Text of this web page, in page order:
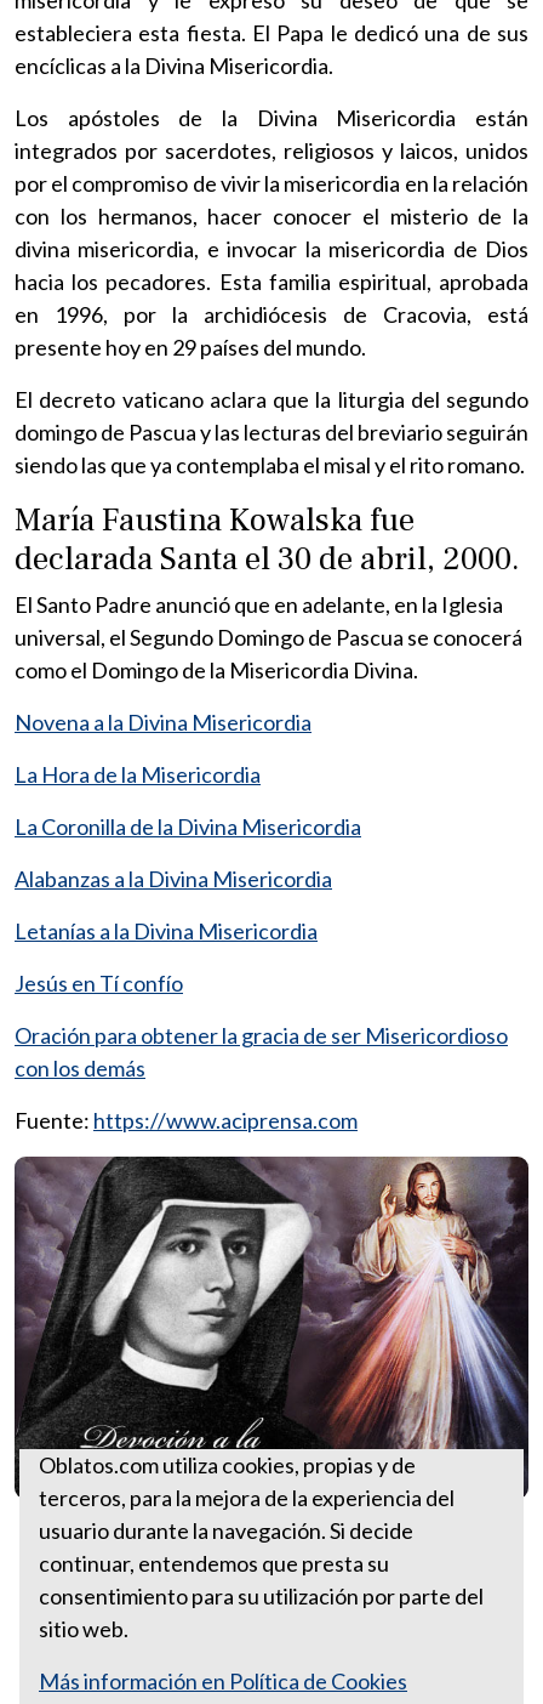
estableciera esta fiesta. El Papa le dedicó una de sus
encíclicas a la Divina Misericordia.
Los apóstoles de la Divina Misericordia están
integrados por sacerdotes, religiosos y laicos, unidos
por el compromiso de vivir la misericordia en la relación
con los hermanos, hacer conocer el misterio de la
divina misericordia, e invocar la misericordia de Dios
hacia los pecadores. Esta familia espiritual, aprobada
en 1996, por la archidiócesis de Cracovia, está
presente hoy en 29 países del mundo.
El decreto vaticano aclara que la liturgia del segundo
domingo de Pascua y las lecturas del breviario seguirán
siendo las que ya contemplaba el misal y el rito romano.
María Faustina Kowalska fue
declarada Santa el 30 de abril, 2000.
El Santo Padre anunció que en adelante, en la Iglesia
universal, el Segundo Domingo de Pascua se conocerá
como el Domingo de la Misericordia Divina.
Novena a la Divina Misericordia
La Hora de la Misericordia
La Coronilla de la Divina Misericordia
Alabanzas a la Divina Misericordia
Letanías a la Divina Misericordia
Jesús en Tí confío
Oración para obtener la gracia de ser Misericordioso
con los demás
Fuente: https://www.aciprensa.com
Fiesta de la Divina
Misericordia
Oblatos.com utiliza cookies, propias y de
terceros, para la mejora de la experiencia del
usuario durante la navegación. Si decide
continuar, entendemos que presta su
consentimiento para su utilización por parte del
sitio web.
Más información en Política de Cookies